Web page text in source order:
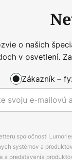
o našich
v osvetlení.
Zákazník –
spoločnosti
systémov a
predstavenia